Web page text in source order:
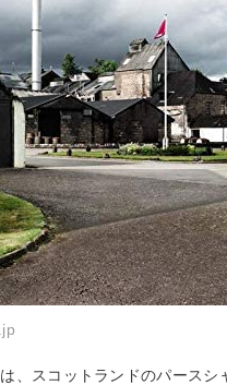
、スコットランドのパース